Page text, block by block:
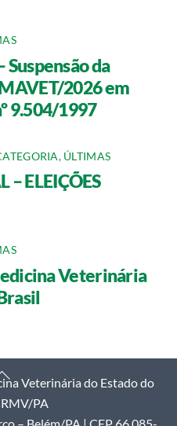
da
2026 em
9.504/1997
, ÚLTIMAS
– ELEIÇÕES
Veterinária
Back
To
Top
Veterinária do Estado do
PA